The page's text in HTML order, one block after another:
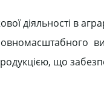
діяльності в
що